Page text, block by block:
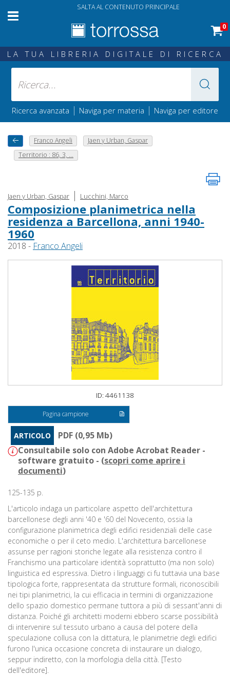
SALTA AL CONTENUTO PRINCIPALE
0
LA TUA LIBRERIA DIGITALE DI RICERCA
Ricerca avanzata | Naviga per materia | Naviga per editore
Franco Angeli
Jaen y Urban, Gaspar
Territorio : 86, 3, ...
Jaen y Urban, Gaspar | Lucchini, Marco
Composizione planimetrica nella
residenza a Barcellona, anni 1940-
1960
2018 - Franco Angeli
ID: 4461138
Pagina campione
ARTICOLO
PDF (0,95 Mb)
Consultabile solo con Adobe Acrobat Reader -
software gratuito - (scopri come aprire i
documenti)
125-135 p.
L'articolo indaga un particolare aspetto dell'architettura
barcellonese degli anni '40 e '60 del Novecento, ossia la
configurazione planimetrica degli edifici residenziali delle case
economiche o per il ceto medio. L'architettura barcellonese
assunse per ragioni storiche legate alla resistenza contro il
Franchismo una particolare identità soprattutto (ma non solo)
linguistica ed espressiva. Dietro i linguaggi ci fu tuttavia una base
tipologica forte, rappresentata da strutture formali, riconoscibili
nei tipi planimetrici, la cui efficacia in termini di organizzazione
dello spazio domestico permane tuttora a più di sessant'anni di
distanza. Poiché gli architetti moderni ebbero scarse possibilità
di intervenire sul tessuto urbano a causa del potere della
speculazione collusa con la dittatura, le planimetrie degli edifici
furono l'unica occasione concreta di instaurare un dialogo,
seppur indiretto, con la morfologia della città. [Testo
dell'editore].